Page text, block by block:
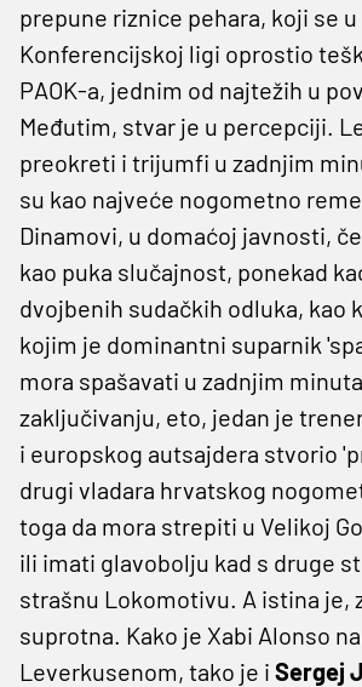
prepune riznice pehara, koji se u
Konferencijskoj ligi oprostio
PAOK-a, jednim od najtežih u
Međutim, stvar je u percepciji.
preokreti i trijumfi u zadnjim
su kao najveće nogometno
Dinamovi, u domaćoj javnosti,
kao puka slučajnost, ponekad
dvojbenih sudačkih odluka, kao
kojim je dominantni suparnik
mora spašavati u zadnjim
zaključivanju, eto, jedan je
i europskog autsajdera stvorio
drugi vladara hrvatskog
toga da mora strepiti u Velikoj
ili imati glavobolju kad s druge
strašnu Lokomotivu. A istina je,
suprotna. Kako je Xabi Alonso
Leverkusenom, tako je i Sergej